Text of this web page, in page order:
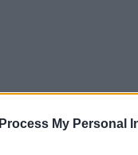
My Personal